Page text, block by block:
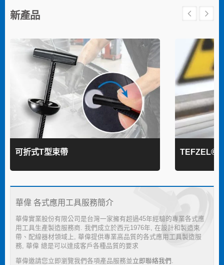
新產品
可折式T型束帶 TEFZEL®
華偉 各式應用工具服務簡介
華偉實業股份有限公司是台灣一家擁有超過45年經驗的專業各式應
用工具生產製造服務商. 我們成立於西元1976年, 在設計和製造束
帶、配線器材領域上, 華偉提供專業高品質的各式應用工具製造服
務, 華偉 總是可以達成客戶各種品質的要求
華偉邀請您立即瀏覽我們各項產品服務並立即聯絡我們